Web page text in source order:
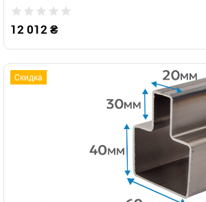
12 012 ₴
Скидка